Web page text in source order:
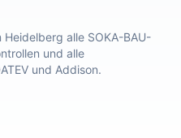
Heidelberg alle SOKA-BAU-
und alle
und Addison.